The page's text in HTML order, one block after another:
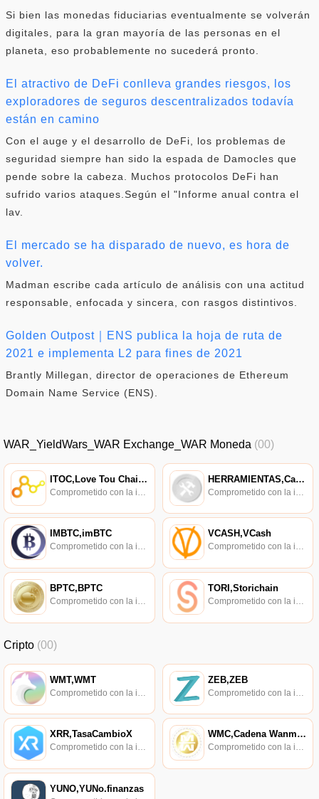
Si bien las monedas fiduciarias eventualmente se volverán
digitales, para la gran mayoría de las personas en el
planeta, eso probablemente no sucederá pronto.
El atractivo de DeFi conlleva grandes riesgos, los
exploradores de seguros descentralizados todavía
están en camino
Con el auge y el desarrollo de DeFi, los problemas de
seguridad siempre han sido la espada de Damocles que
pende sobre la cabeza. Muchos protocolos DeFi han
sufrido varios ataques.Según el "Informe anual contra el
lav.
El mercado se ha disparado de nuevo, es hora de
volver.
Madman escribe cada artículo de análisis con una actitud
responsable, enfocada y sincera, con rasgos distintivos.
Golden Outpost｜ENS publica la hoja de ruta de
2021 e implementa L2 para fines de 2021
Brantly Millegan, director de operaciones de Ethereum
Domain Name Service (ENS).
WAR_YieldWars_WAR Exchange_WAR Moneda (00)
ITOC,Love Tou Chain,Token de ITOChain HERRAMIENTAS,Cadena de Herramientas
IMBTC,imBTC
Comprometido con la investigación de políticas en los campos de las nuevas finanzas, las finanzas internacionales y los mercados financieros.
VCASH,VCash
Comprometido con la investigación de políticas en los campos de las nuevas finanzas, las finanzas internacionales y los mercados financieros.
BPTC,BPTC
Comprometido con la investigación de políticas en los campos de las nuevas finanzas, las finanzas internacionales y los mercados financieros.
TORI,Storichain
Comprometido con la investigación de políticas en los campos de las nuevas finanzas, las finanzas internacionales y los mercados financieros.
Cripto (00)
WMT,WMT ZEB,ZEB
XRR,TasaCambioX
Comprometido con la investigación de políticas en los campos de las nuevas finanzas, las finanzas internacionales y los mercados financieros.
WMC,Cadena Wanmei,Cadena WM
Comprometido con la investigación de políticas en los campos de las nuevas finanzas, las finanzas internacionales y los mercados financieros.
YUNO,YUNo.finanzas